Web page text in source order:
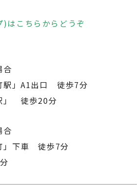
こちらからどうぞ
合
駅」A1出口 徒歩7分
」 徒歩20分
合
」下車 徒歩7分